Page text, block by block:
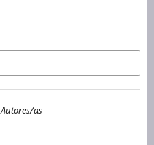
Autores/as